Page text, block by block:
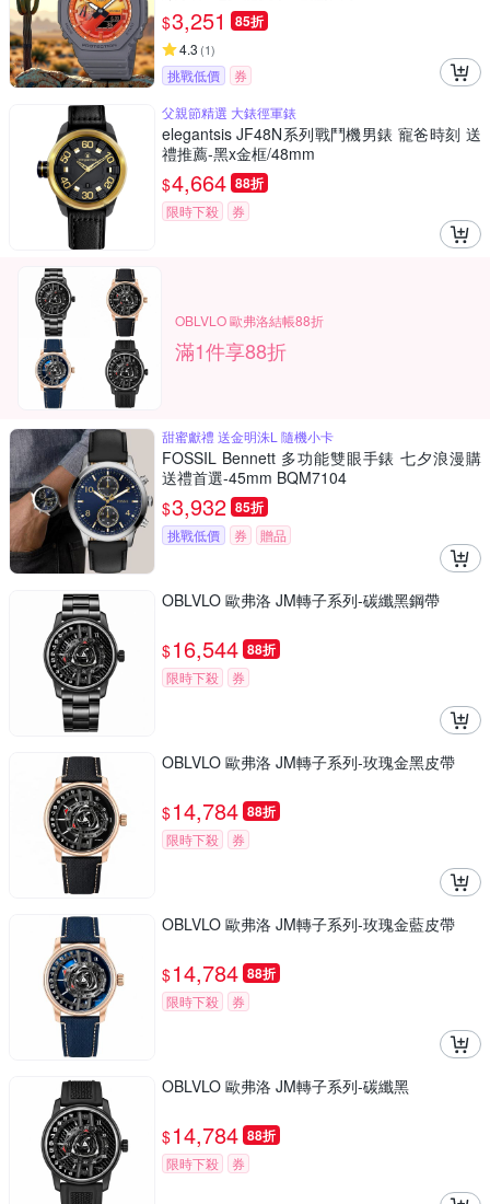
$3,251 85折
4.3 (1)
挑戰低價
券
父親節精選 大錶徑軍錶
elegantsis JF48N系列戰鬥機男錶 寵爸時刻 送
禮推薦-黑x金框/48mm
$4,664 88折
限時下殺 券
OBLVLO 歐弗洛結帳88折
滿1件享88折
甜蜜獻禮 送金明洙L 隨機小卡
FOSSIL Bennett 多功能雙眼手錶 七夕浪漫購
送禮首選-45mm BQM7104
$3,932 85折
挑戰低價 券 贈品
OBLVLO 歐弗洛 JM轉子系列-碳纖黑鋼帶
$16,544 88折
限時下殺 券
OBLVLO 歐弗洛 JM轉子系列-玫瑰金黑皮帶
$14,784 88折
限時下殺 券
OBLVLO 歐弗洛 JM轉子系列-玫瑰金藍皮帶
$14,784 88折
限時下殺 券
OBLVLO 歐弗洛 JM轉子系列-碳纖黑
$14,784 88折
限時下殺 券